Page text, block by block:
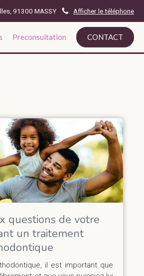
Afficher le téléphone
91300 MASSY
Preconsultation CONTACT
questions de votre
un traitement
il est important que